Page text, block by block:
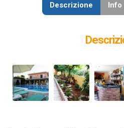
Descrizione Info